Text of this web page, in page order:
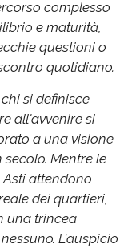
complesso
e maturità,
questioni o
quotidiano.
si definisce
all'avvenire si
a una visione
Mentre le
attendono
dei quartieri,
una trincea
L'auspicio